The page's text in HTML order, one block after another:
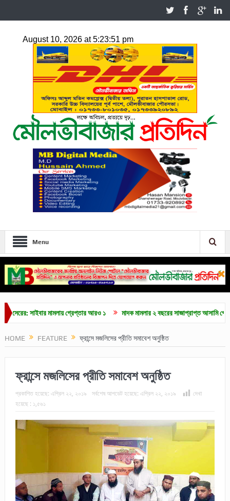
Menu
সাইবার মামলায় গ্রেপ্তার আরও ১ মাদক মামলার ২ বছরের সাজাপ্রাপ্ত আসামি গ্রেপ্তার
HOME FEATURE ফ্রান্সে মজলিসের প্রীতি সমাবেশ অনুষ্ঠিত
ফ্রান্সে মজলিসের প্রীতি সমাবেশ অনুষ্ঠিত
প্রকাশিত হয়েছে: এপ্রিল ২২, ২০১৯ সর্বশেষ আপডেট হয়েছে: এপ্রিল ২২, ২০১৯
দেখা
হয়েছে : ১,৫৬১